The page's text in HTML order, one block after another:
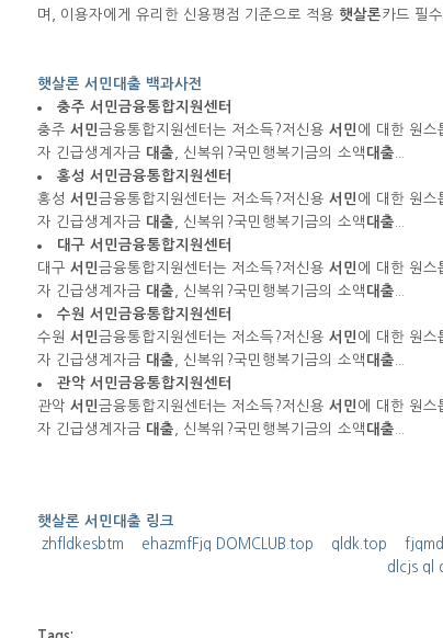
며, 이용자에게 유리한 신용평점 기준으로 적용 햇살론카드 필수
햇살론 서민대출 백과사전
충주 서민금융통합지원센터
충주 서민금융통합지원센터는 저소득?저신용 서민 에 대한 원스
자 긴급생계자금 대출 , 신복위?국민행복기금의 소액 대출
홍성 서민금융통합지원센터
홍성 서민금융통합지원센터는 저소득?저신용 서민 에 대한 원스
자 긴급생계자금 대출 , 신복위?국민행복기금의 소액 대출
대구 서민금융통합지원센터
대구 서민금융통합지원센터는 저소득?저신용 서민 에 대한 원스
자 긴급생계자금 대출 , 신복위?국민행복기금의 소액 대출
수원 서민금융통합지원센터
수원 서민금융통합지원센터는 저소득?저신용 서민 에 대한 원스
자 긴급생계자금 대출 , 신복위?국민행복기금의 소액 대출
관악 서민금융통합지원센터
관악 서민금융통합지원센터는 저소득?저신용 서민 에 대한 원스
자 긴급생계자금 대출 , 신복위?국민행복기금의 소액 대출
햇살론 서민대출 링크
zhfldkesbtm
ehazmfFjq DOMCLUB.top qldk.top
dlcjs ql